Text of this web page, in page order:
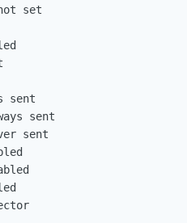
set
sent
sent
sent